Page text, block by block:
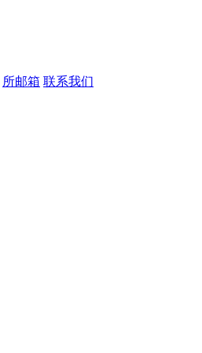
所邮箱 联系我们